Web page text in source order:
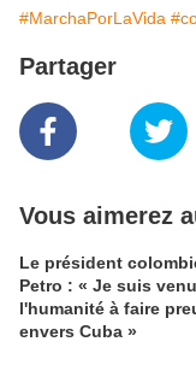
#MarchaPorLaVida
Partager
Vous aimerez
Le président
Petro : « Je suis
l'humanité à faire
envers Cuba »